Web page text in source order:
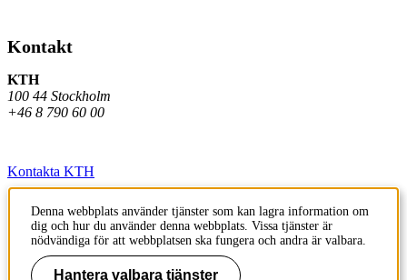
Kontakt
KTH
100 44 Stockholm
+46 8 790 60 00
Kontakta KTH
Jobba på KTH
Press och media
Faktura och betalning KTH
Denna webbplats använder tjänster som kan lagra information om
dig och hur du använder denna webbplats. Vissa tjänster är
nödvändiga för att webbplatsen ska fungera och andra är valbara.
Hantera valbara tjänster